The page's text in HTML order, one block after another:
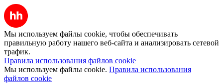
Мы используем файлы cookie, чтобы обеспечивать
правильную работу нашего веб-сайта и анализировать сетевой
трафик.
Правила использования файлов cookie
Мы используем файлы cookie. Правила использования
файлов cookie